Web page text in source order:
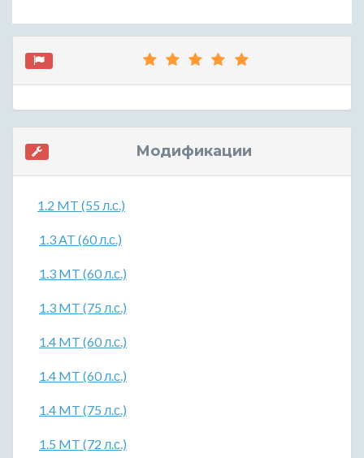
Модификации
1.2 MT (55 л.с.)
1.3 AT (60 л.с.)
1.3 MT (60 л.с.)
1.3 MT (75 л.с.)
1.4 MT (60 л.с.)
1.4 MT (60 л.с.)
1.4 MT (75 л.с.)
1.5 MT (72 л.с.)